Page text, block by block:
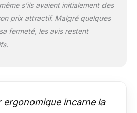
garantie de 3 ans
pour une qualité
sommeil réparateur
s’ils avaient initialement des
prix attractif. Malgré quelques
fermeté, les avis restent
ergonomique incarne la